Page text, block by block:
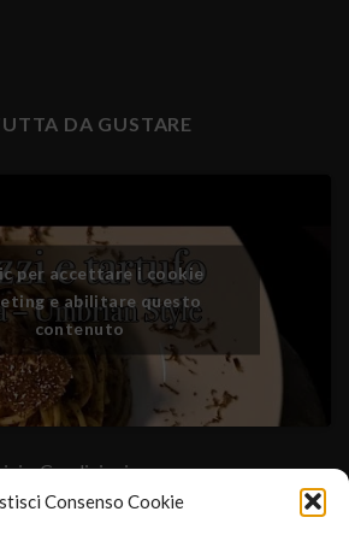
Consenso Cookie
DA GUSTARE
per accettare i cookie
e abilitare questo
contenuto
e Condizioni